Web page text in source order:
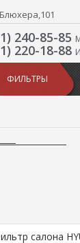
240-85-85
220-18-88
ФИЛЬТРЫ
салона